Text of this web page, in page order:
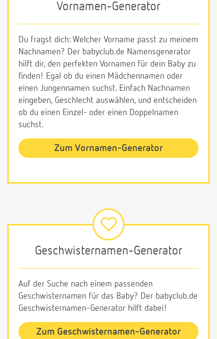
Vornamen-Generator
Du fragst dich: Welcher Vorname passt zu meinem
Nachnamen? Der babyclub.de Namensgenerator
hilft dir, den perfekten Vornamen für dein Baby zu
finden! Egal ob du einen Mädchennamen oder
einen Jungennamen suchst. Einfach Nachnamen
eingeben, Geschlecht auswählen, und entscheiden
ob du einen Einzel- oder einen Doppelnamen
suchst.
Zum Vornamen-Generator
Geschwisternamen-Generator
Auf der Suche nach einem passenden
Geschwisternamen für das Baby? Der babyclub.de
Geschwisternamen-Generator hilft dabei!
Zum Geschwisternamen-Generator